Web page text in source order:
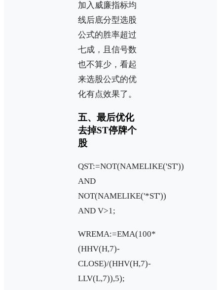
加入威廉指标均
线后底分型选股
公式的胜率超过
七成，且信号数
也不算少，看起
来选股公式的优
化有点效果了。
五、最后优化
去掉ST停牌个
股
QST:=NOT(NAMELIKE('ST'))
AND
NOT(NAMELIKE('*ST'))
AND V>1;
WREMA:=EMA(100*
(HHV(H,7)-
CLOSE)/(HHV(H,7)-
LLV(L,7)),5);